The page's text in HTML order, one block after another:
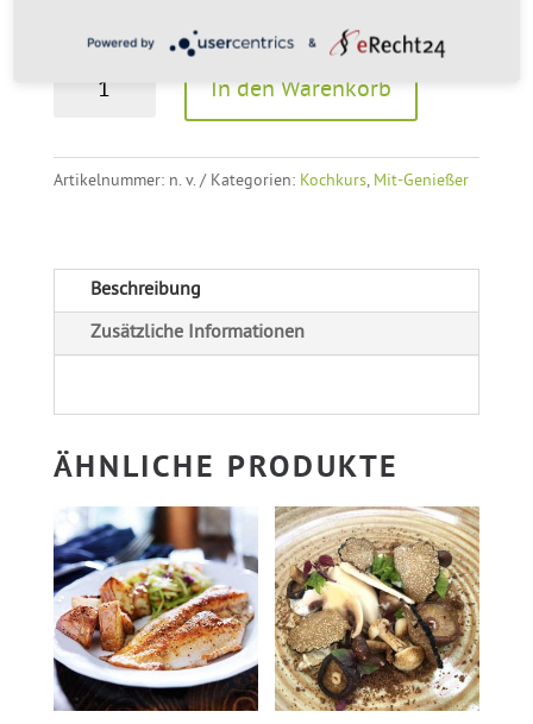
den
KOCHKURS
Workshop
In den Warenkorb
l
r
t
e
Artikelnummer: n. v. Kategorien: Kochkurs, Mit-Genießer
Beschreibung
Zusätzliche Informationen
ÄHNLICHE PRODUKTE
Powered by &